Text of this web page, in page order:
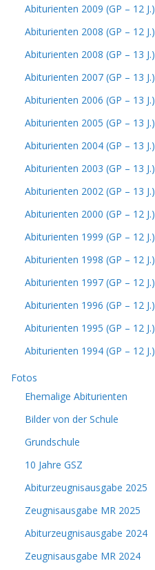
Abiturienten 2009 (GP – 12 J.)
Abiturienten 2008 (GP – 12 J.)
Abiturienten 2008 (GP – 13 J.)
Abiturienten 2007 (GP – 13 J.)
Abiturienten 2006 (GP – 13 J.)
Abiturienten 2005 (GP – 13 J.)
Abiturienten 2004 (GP – 13 J.)
Abiturienten 2003 (GP – 13 J.)
Abiturienten 2002 (GP – 13 J.)
Abiturienten 2000 (GP – 12 J.)
Abiturienten 1999 (GP – 12 J.)
Abiturienten 1998 (GP – 12 J.)
Abiturienten 1997 (GP – 12 J.)
Abiturienten 1996 (GP – 12 J.)
Abiturienten 1995 (GP – 12 J.)
Abiturienten 1994 (GP – 12 J.)
Fotos
Ehemalige Abiturienten
Bilder von der Schule
Grundschule
10 Jahre GSZ
Abiturzeugnisausgabe 2025
Zeugnisausgabe MR 2025
Abiturzeugnisausgabe 2024
Zeugnisausgabe MR 2024